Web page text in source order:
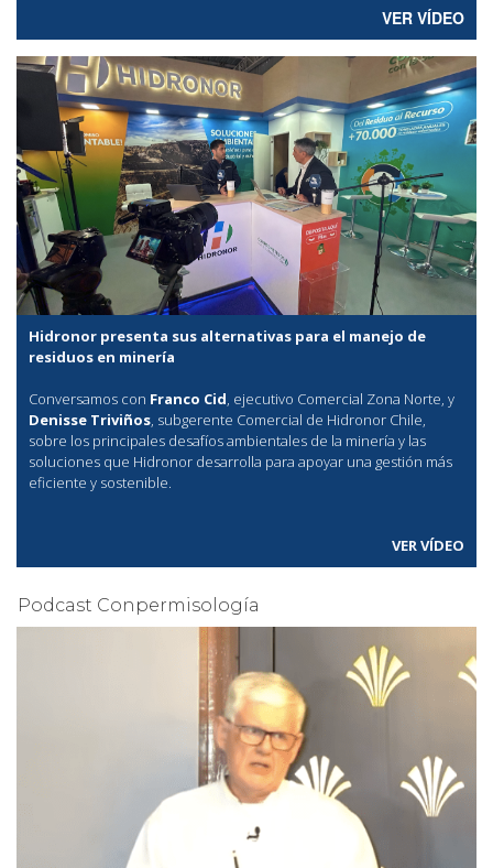
VER VÍDEO
Hidronor presenta sus alternativas para el manejo de
residuos en minería
Conversamos con Franco Cid, ejecutivo Comercial Zona Norte, y
Denisse Triviños, subgerente Comercial de Hidronor Chile,
sobre los principales desafíos ambientales de la minería y las
soluciones que Hidronor desarrolla para apoyar una gestión más
eficiente y sostenible.
VER VÍDEO
Podcast Conpermisología